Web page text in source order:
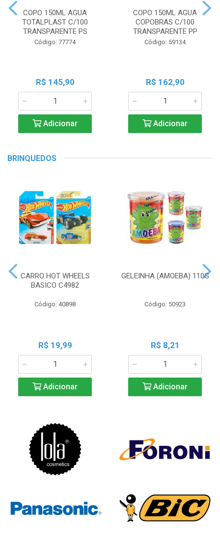
COPO 150ML AGUA
TOTALPLAST C/100
TRANSPARENTE PS
Código: 77774
R$ 145,90
Adicionar
COPO 150ML AGUA
COPOBRAS C/100
TRANSPARENTE PP
Código: 59134
R$ 162,90
Adicionar
BRINQUEDOS
CARRO HOT WHEELS
BASICO C4982
Código: 40898
R$ 19,99
Adicionar
GELEINHA (AMOEBA) 110G
Código: 50923
R$ 8,21
Adicionar